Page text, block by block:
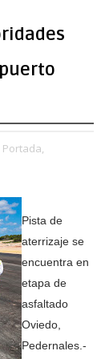
Portada,
Pista de
aterrizaje se
encuentra en
etapa de
asfaltado
Oviedo,
Pedernales.-